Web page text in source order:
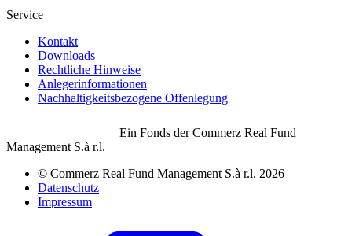
Service
Kontakt
Downloads
Rechtliche Hinweise
Anlegerinformationen
Nachhaltigkeitsbezogene Offenlegung
Ein Fonds der Commerz Real Fund
Management S.à r.l.
© Commerz Real Fund Management S.à r.l. 2026
Datenschutz
Impressum